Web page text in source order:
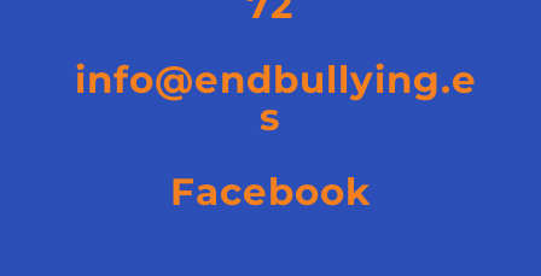
info@endbullying.e
s
Facebook